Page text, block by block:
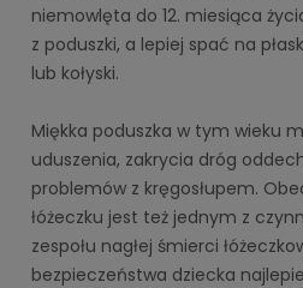
niemowlęta do 12. miesiąca
z poduszki, a lepiej spać na
lub kołyski.
Miękka poduszka w tym wieku
uduszenia, zakrycia dróg
problemów z kręgosłupem.
łóżeczku jest też jednym z
zespołu nagłej śmierci
bezpieczeństwa dziecka